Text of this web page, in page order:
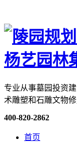
专业从事墓园投资
术雕塑和石雕文物
400-820-2862
首页